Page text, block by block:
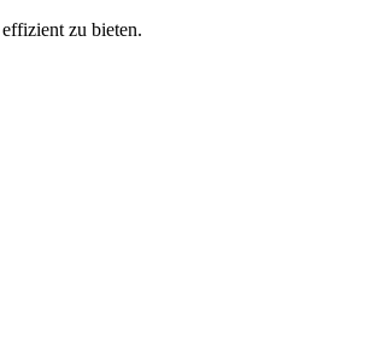
zu bieten.